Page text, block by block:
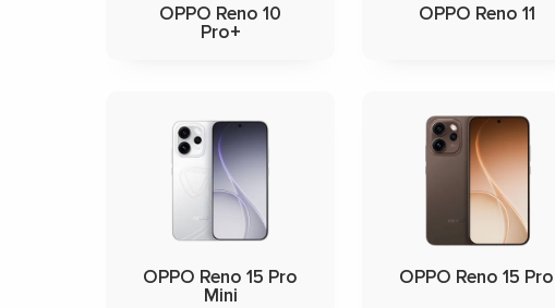
OPPO Reno 10
Pro+
OPPO Reno 11
OPPO Reno 15 Pro
Mini
OPPO Reno 15 Pro